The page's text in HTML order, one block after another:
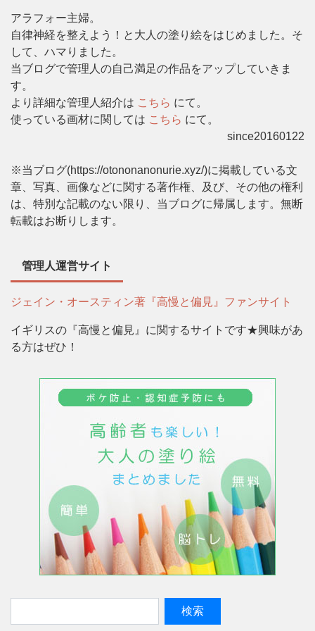
アラフォー主婦。
自律神経を整えよう！と大人の塗り絵をはじめました。そ
して、ハマりました。
当ブログで管理人の自己満足の作品をアップしていきま
す。
より詳細な管理人紹介は こちら にて。
使っている画材に関しては こちら にて。
since20160122
※当ブログ(https://otononanonurie.xyz/)に掲載している文
章、写真、画像などに関する著作権、及び、その他の権利
は、特別な記載のない限り、当ブログに帰属します。無断
転載はお断りします。
管理人運営サイト
ジェイン・オースティン著『高慢と偏見』ファンサイト
イギリスの『高慢と偏見』に関するサイトです★興味があ
る方はぜひ！